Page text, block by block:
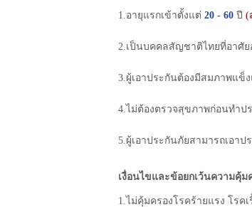
1.อายุแรกเข้าตั้งแต่ 20 - 60ปี (
2.เป็นบคคลสัญชาติไทยที่อาศัย
3.ผู้เอาประกันต้องมีสมภาพแข็
4.ไม่ต้องตรวจสุขภาพก่อนทำ
5.ผู้เอาประกันภัยสามารถเอาป
เงื่อนไขและข้อยกเว้นความคุ้ม
1.ไม่คุ้มครองโรคร้ายแรง โรค